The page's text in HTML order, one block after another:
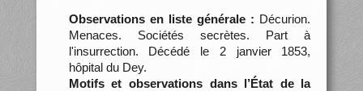
Observations en liste générale : Décurion.
Menaces. Sociétés secrètes. Part à
l'insurrection. Décédé le 2 janvier 1853,
hôpital du Dey.
Motifs et observations dans l’État de la